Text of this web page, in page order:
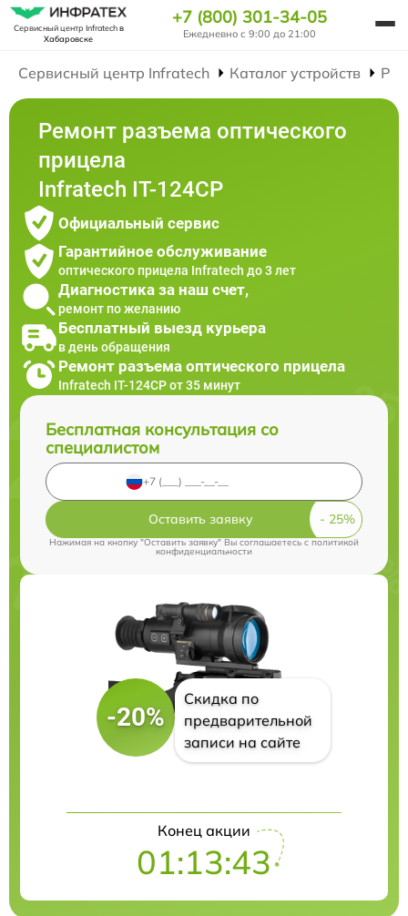
Сервисный центр Infratechв
Хабаровске
+7 (800) 301-34-05
Ежедневно с 9:00 до 21:00
Сервисный центр Infratech Каталог устройств
Ремонт разъема оптического
прицела
Infratech IT-124CP
Официальный сервис
Гарантийное обслуживание
оптического прицела Infratech до 3 лет
Диагностика за наш счет,
ремонт по желанию
Бесплатный выезд курьера
в день обращения
Ремонт разъема оптического прицела
Infratech IT-124CP от 35 минут
Бесплатная консультация со
специалистом
Оставить заявку
Нажимая на кнопку "Оставить заявку" Вы соглашаетесь cполитикой
конфиденциальности
-20%
Скидка по
предварительной
записи на сайте
Конец акции
01:13:41